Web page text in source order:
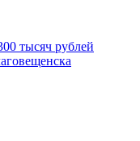
тысяч рублей